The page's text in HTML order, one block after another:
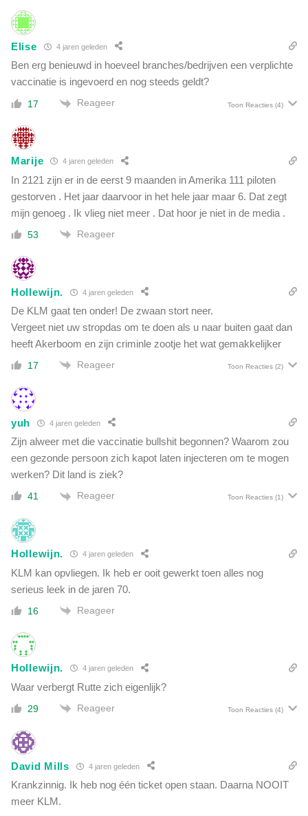
t
i
e
t
o
d
o
Elise 4 jaren geleden
Ben erg benieuwd in hoeveel branches/bedrijven een verplichte
vaccinatie is ingevoerd en nog steeds geldt?
17 Reageer Toon Reacties (4)
Marije 4 jaren geleden
In 2121 zijn er in de eerst 9 maanden in Amerika 111 piloten
gestorven . Het jaar daarvoor in het hele jaar maar 6. Dat zegt
mijn genoeg . Ik vlieg niet meer . Dat hoor je niet in de media .
53 Reageer
Hollewijn. 4 jaren geleden
De KLM gaat ten onder! De zwaan stort neer.
Vergeet niet uw stropdas om te doen als u naar buiten gaat dan
heeft Akerboom en zijn criminle zootje het wat gemakkelijker
17 Reageer Toon Reacties (2)
yuh 4 jaren geleden
Zijn alweer met die vaccinatie bullshit begonnen? Waarom zou
een gezonde persoon zich kapot laten injecteren om te mogen
werken? Dit land is ziek?
41 Reageer Toon Reacties (1)
Hollewijn. 4 jaren geleden
KLM kan opvliegen. Ik heb er ooit gewerkt toen alles nog
serieus leek in de jaren 70.
16 Reageer
Hollewijn. 4 jaren geleden
Waar verbergt Rutte zich eigenlijk?
29 Reageer Toon Reacties (4)
David Mills 4 jaren geleden
Krankzinnig. Ik heb nog één ticket open staan. Daarna NOOIT
meer KLM.